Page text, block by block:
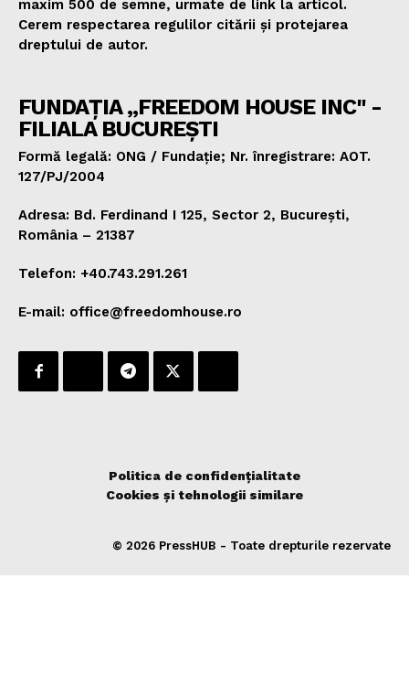
maxim 500 de semne, urmate de link la articol.
Cerem respectarea regulilor citării și protejarea
dreptului de autor.
FUNDAȚIA „FREEDOM HOUSE INC" -
FILIALA BUCUREȘTI
Formă legală: ONG / Fundație; Nr. înregistrare: AOT.
127/PJ/2004
Adresa: Bd. Ferdinand I 125, Sector 2, București,
România – 21387
Telefon: +40.743.291.261
E-mail: office@freedomhouse.ro
Politica de confidențialitate
Cookies și tehnologii similare
© 2026 PressHUB - Toate drepturile rezervate